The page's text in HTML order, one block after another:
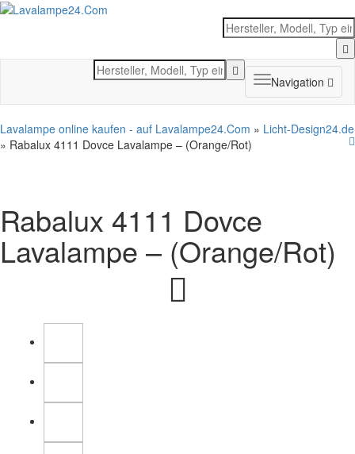
Toggle
navigation
Navigation
Lavalampe online kaufen - auf Lavalampe24.Com » Licht-Design24.de
» Rabalux 4111 Dovce Lavalampe – (Orange/Rot)
Rabalux 4111 Dovce
Lavalampe – (Orange/Rot)